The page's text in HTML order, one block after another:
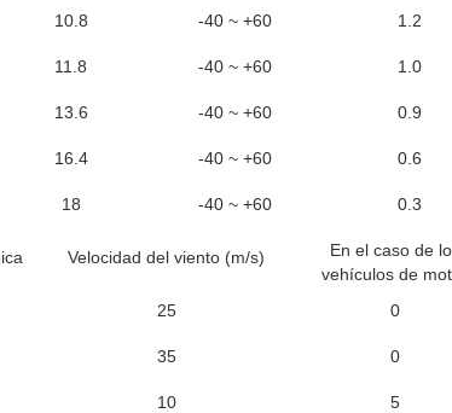
10.8 -40 ~ +60 1.2
11.8 -40 ~ +60 1.0
13.6 -40 ~ +60 0.9
16.4 -40 ~ +60 0.6
18 -40 ~ +60 0.3
Velocidad del viento (m/s)
En el caso de
vehículos de
25 0
35 0
10 5